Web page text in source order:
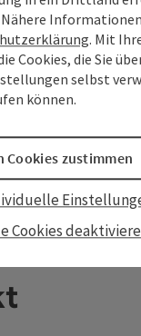
geöffnet
geöffnet
Donnerstag geöffnet
FRFreitag geöffnet
SASamstag geöffnet
SOSonntag
FEFeiertag
Nähere
. Mit
Cookies, die Sie
selbst
können.
Cookies
Cookies zustimmen